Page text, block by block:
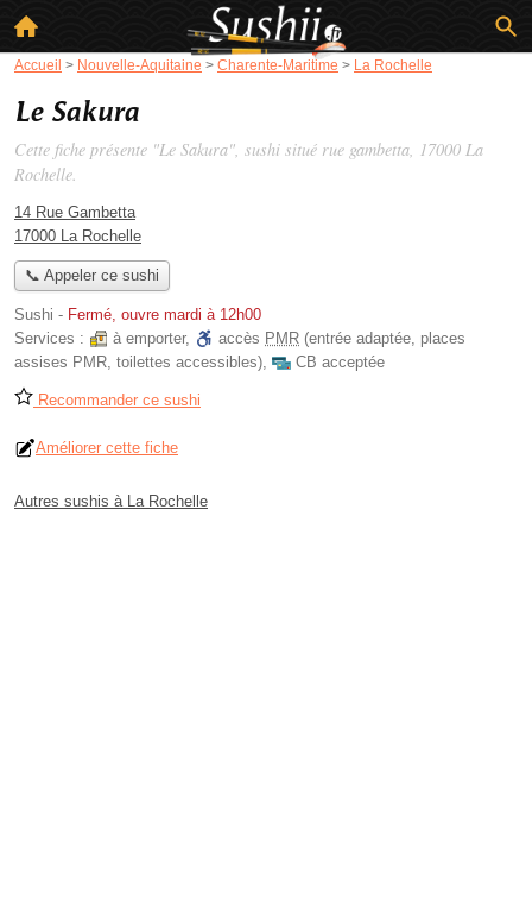
Accueil > Nouvelle-Aquitaine > Charente-Maritime > La Rochelle
Le Sakura
Cette fiche présente "Le Sakura", sushi situé rue gambetta, 17000 La
Rochelle.
14 Rue Gambetta
17000 La Rochelle
📞 Appeler ce sushi
Sushi - Fermé, ouvre mardi à 12h00
Services :
à emporter, accès PMR (entrée adaptée, places
assises PMR, toilettes accessibles), CB acceptée
Recommander ce sushi
Améliorer cette fiche
Autres sushis à La Rochelle